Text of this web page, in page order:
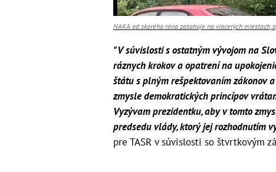
NAKA od skorého rána zasahuje na viacerých miestach,
"V súvislosti s ostatným vývojom na
ráznych krokov a opatrení na
štátu s plným rešpektovaním zákonov
zmysle demokratických princípov
Vyzývam prezidentku, aby v tomto
predsedu vlády, ktorý jej rozhodnutím
pre TASR v súvislosti so štvrtkovým